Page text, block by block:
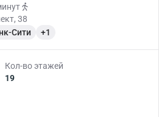
38
Сити +1
Кол-во этажей
19